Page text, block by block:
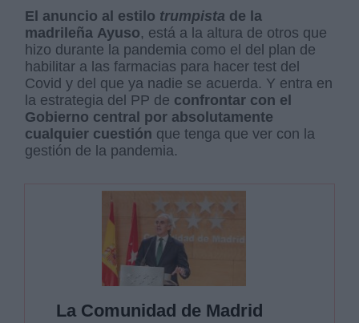
El anuncio al estilo trumpista de la
madrileña Ayuso, está a la altura de otros que
hizo durante la pandemia como el del plan de
habilitar a las farmacias para hacer test del
Covid y del que ya nadie se acuerda. Y entra en
la estrategia del PP de confrontar con el
Gobierno central por absolutamente
cualquier cuestión que tenga que ver con la
gestión de la pandemia.
La Comunidad de Madrid